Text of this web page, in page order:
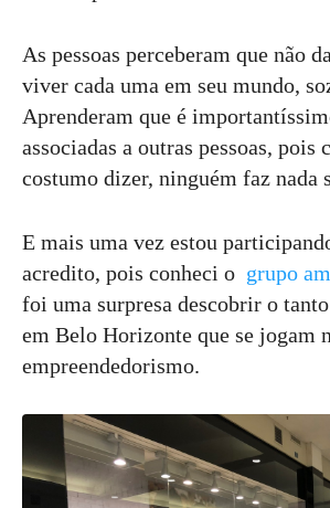
As pessoas perceberam que não
viver cada uma em seu mundo,
Aprenderam que é
associadas a outras pessoas, pois
costumo dizer, ninguém faz nada
E mais uma vez estou
acredito, pois conheci o grupo
foi uma surpresa descobrir o
em Belo Horizonte que se jogam
empreendedorismo.